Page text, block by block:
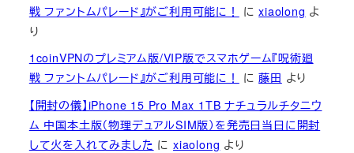
戦 ファントムパレード』がご利用可能に！
にxiaolong よ
り
1coinVPNのプレミアム版/VIP版でスマホゲーム『呪術廻
戦 ファントムパレード』がご利用可能に！
に藤田 より
【開封の儀】iPhone 15 Pro Max 1TB ナチュラルチタニウ
ム 中国本土版（物理デュアルSIM版）を発売日当日に開封
して火を入れてみました にxiaolong より